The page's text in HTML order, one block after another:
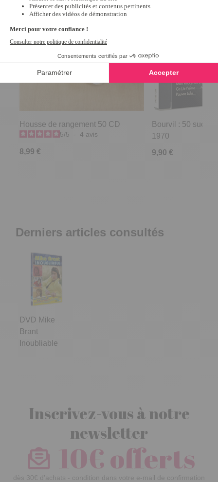
Housse de rangement 50 CD
5/5 - 4 avis
8,99 €
Bourvil : 50
1970
9,90 €
Derniers articles consultés
DVD Mike
Brant
Inoubliable
Inscrivez-vous à notre
newsletter
10€ offerts
dès 30€ d’achats - condition dans votre e-mail de confirmation